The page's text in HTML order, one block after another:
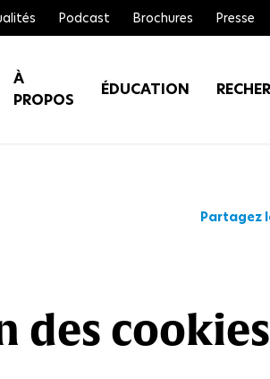
Podcast Brochures Presse
À
PROPOS
ÉDUCATION
Partagez
des cookies